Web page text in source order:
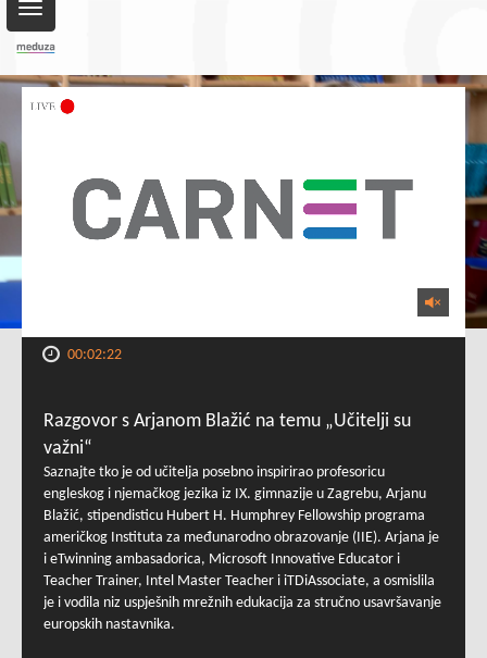
Toggle
navigation
00:02:22
Razgovor s Arjanom Blažić na temu „Učitelji su
važni“
Saznajte tko je od učitelja posebno inspirirao profesoricu
engleskog i njemačkog jezika iz IX. gimnazije u Zagrebu, Arjanu
Blažić, stipendisticu Hubert H. Humphrey Fellowship programa
američkog Instituta za međunarodno obrazovanje (IIE). Arjana je
i eTwinning ambasadorica, Microsoft Innovative Educator i
Teacher Trainer, Intel Master Teacher i iTDiAssociate, a osmislila
je i vodila niz uspješnih mrežnih edukacija za stručno usavršavanje
europskih nastavnika.